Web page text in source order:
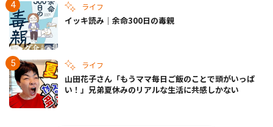
ライフ
イッキ読み｜余命300日の毒親
ライフ
山田花子さん「もうママ毎日ご飯のことで頭がいっぱ
い！」兄弟夏休みのリアルな生活に共感しかない